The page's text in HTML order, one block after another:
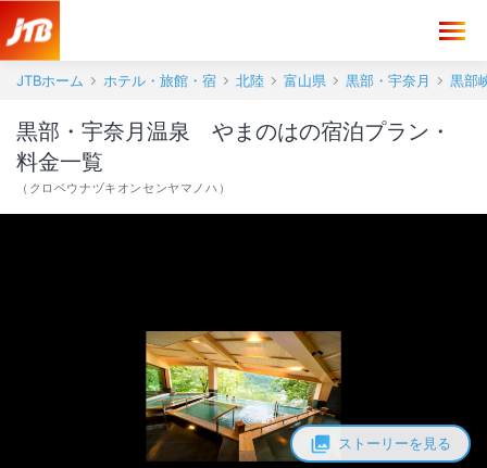
JTBホーム ホテル・旅館・宿 北陸 富山県 黒部・宇奈月 黒部
ストーリーを見る
黒部・宇奈月温泉 やまのはの宿泊プラン・
料金一覧
（ クロベウナヅキオンセンヤマノハ ）